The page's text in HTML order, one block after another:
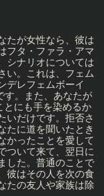
たが女性なら、彼は
フタ・ファラ・アマ
シナリオについては
い。これは、フェム
デレフェムボーイ
す。また、あなたが
とにも手を染めるか
いだけです。拒否さ
たに道を聞いたとき
かったことを愛して
ついて来て、翌日に
した。普通のことで
彼はその人を次の食
たの友人や家族は除